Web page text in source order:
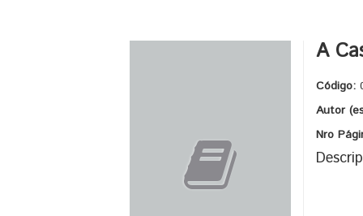
A
Código:
Autor
Nro